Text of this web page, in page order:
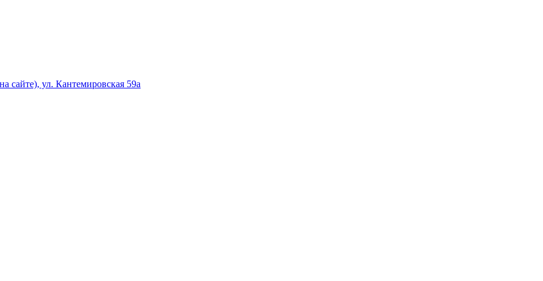
сайте), ул. Кантемировская 59а